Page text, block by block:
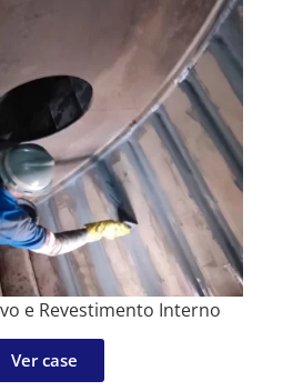
e Revestimento Interno
Ver case